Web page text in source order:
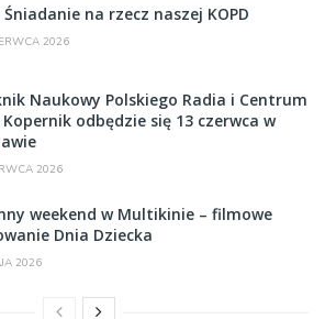
Śniadanie na rzecz naszej KOPD
2026
Naukowy Polskiego Radia i Centrum
odbędzie się 13 czerwca w
2026
weekend w Multikinie – filmowe
Dnia Dziecka
2026